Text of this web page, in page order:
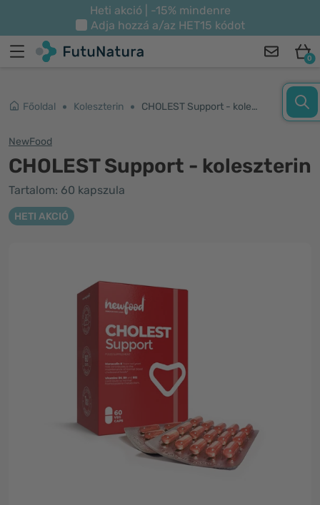
Heti akció | -15% mindenre
Adja hozzá a/az HET15 kódot
0
Főoldal Koleszterin CHOLEST Support - koleszterin
NewFood
CHOLEST Support - koleszterin
Tartalom: 60 kapszula
HETI AKCIÓ